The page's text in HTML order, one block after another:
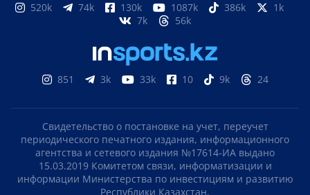
520k 74k 130k 1087k 386k
1k
7k
56k
851 3k 33k 10 9k 24
Свидетельство о постановке на учет, переучет
периодического печатного издания, информационного
агентства и сетевого издания №17614-ИА выдано
15.03.2019 Комитетом связи, информатизации и
информации Министерства по инвестициям и развитию
Республики Казахстан.